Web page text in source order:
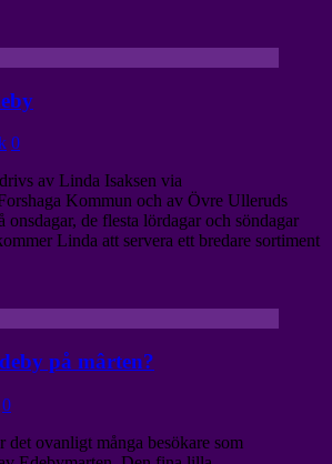
0
av Linda Isaksen via
Kommun och av Övre Ulleruds
onsdagar, de flesta lördagar och söndagar
Linda att servera ett bredare sortiment
på mârten?
0
det ovanligt många besökare som